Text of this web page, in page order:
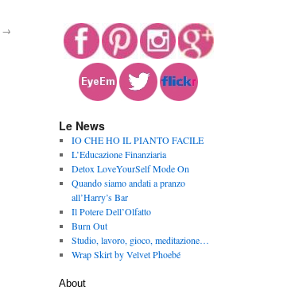
→
Le News
IO CHE HO IL PIANTO FACILE
L’Educazione Finanziaria
Detox LoveYourSelf Mode On
Quando siamo andati a pranzo
all’Harry’s Bar
Il Potere Dell’Olfatto
Burn Out
Studio, lavoro, gioco, meditazione…
Wrap Skirt by Velvet Phoebé
About